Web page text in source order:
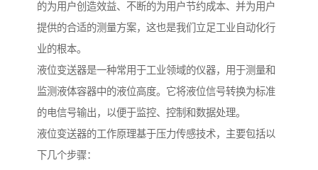
的为用户创造效益、不断的为用户节约成本、并为用户
提供的合适的测量方案，这也是我们立足工业自动化行
业的根本。
液位变送器是一种常用于工业领域的仪器，用于测量和
监测液体容器中的液位高度。它将液位信号转换为标准
的电信号输出，以便于监控、控制和数据处理。
液位变送器的工作原理基于压力传感技术，主要包括以
下几个步骤：